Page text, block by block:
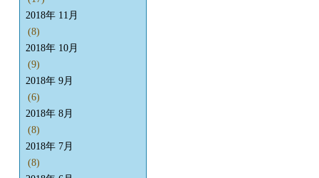
2018年 11月
(8)
2018年 10月
(9)
2018年 9月
(6)
2018年 8月
(8)
2018年 7月
(8)